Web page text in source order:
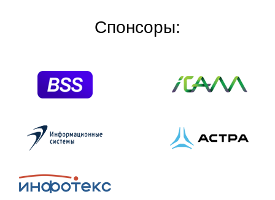
Спонсоры: